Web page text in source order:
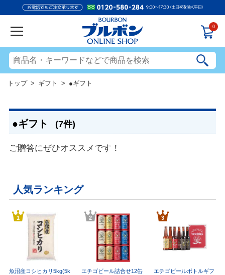
0
トップ> ギフト > ●ギフト
●ギフト (7件)
ご贈答にぜひオススメです！
人気ランキング
1
魚沼産コシヒカリ5kg(5k
2
エチゴビール詰合せ12缶
3
エチゴビールボトルギフ